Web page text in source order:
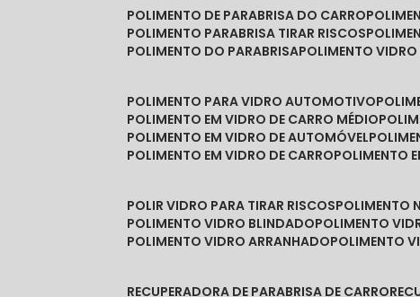
POLIMENTO DE PARABRISA DO CARRO
POLIMENTO PARABRISA TIRAR RISCOS
POLIMENTO DO PARABRISA POLIMENTO
POLIMENTO PARA VIDRO AUTOMOTIVO
POLIMENTO EM VIDRO DE CARRO MÉDIO
POLIMENTO EM VIDRO DE AUTOMÓVEL
POLIMENTO EM VIDRO DE CARRO POLIMENTO
POLIR VIDRO PARA TIRAR RISCOS
POLIMENTO VIDRO BLINDADO POLIMENTO
POLIMENTO VIDRO ARRANHADO POLIMENTO
RECUPERADORA DE PARABRISA DE CARRO